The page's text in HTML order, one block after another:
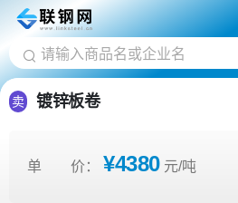
卖 镀锌板卷
单 价： ¥4380 元/吨